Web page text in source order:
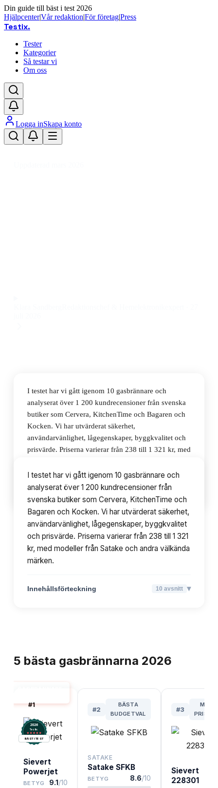
Din guide till bäst i test 2026
Hjälpcenter|Vår redaktion|För företag|Press
Testix.
Tester
Kategorier
Så testar vi
Om oss
Logga inSkapa konto
I testet har vi gått igenom 10 gasbrännare och
analyserat över 1 200 kundrecensioner från svenska
butiker som Cervera, KitchenTime och Bagaren och
Kocken. Vi har utvärderat säkerhet,
användarvänlighet, lågegenskaper, byggkvalitet och
prisvärde. Priserna varierar från 238 till 1 321 kr, med
Innehållsförteckning 10avsnitt
I testet har vi gått igenom 10 gasbrännare och
analyserat över 1 200 kundrecensioner från
svenska butiker som Cervera, KitchenTime och
Bagaren och Kocken. Vi har utvärderat säkerhet,
användarvänlighet, lågegenskaper, byggkvalitet
och prisvärde. Priserna varierar från 238 till 1 321
kr, med modeller från Satake och andra välkända
märken.
Innehållsförteckning 10 avsnitt ▾
5 bästa gasbrännarna 2026
#1
2026
Testix.
BÄST I TEST
Sievert
Powerjet
BETYG 9.1/10
#2
BÄSTA
BUDGETVAL
SATAKE
Satake SFKB
BETYG 8.6/10
#3
MEST
Sievert
228301